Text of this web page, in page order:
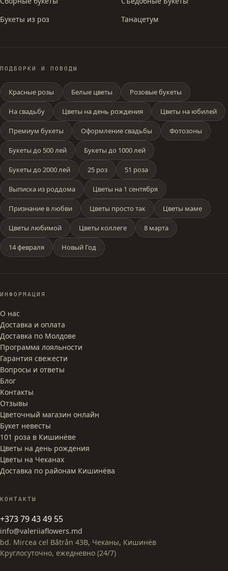
Букеты из роз
Танацетум
ПОДБОРКИ И ПОВОДЫ
Красные розы Белые цветы Розовые букеты
На свадьбу Цветы на день рождения Цветы на юбилей
Премиум букеты Оформление свадьбы Фотозоны
Букеты до 500 лей Букеты до 1000 лей
Букеты до 2000 лей 25 роз 51 роза
Выписка из роддома Цветы на 1 сентября
Признание в любви Цветы просто так Цветы маме
Цветы любимой Цветы коллеге 8 марта
14 февраля Новый Год
ИНФОРМАЦИЯ
О нас
Доставка и оплата
Доставка по Молдове
Программа лояльности
Гарантия свежести
Вопросы и ответы
Блог
Контакты
Отзывы
Цветочный магазин онлайн
Букет невесты
101 роза в Кишинёве
Цветы на день рождения
Цветы на Чеканах
Доставка по районам Кишинёва
КОНТАКТЫ
+373 79 43 49 55
info@valeriiaflowers.md
bd. Mircea cel Bătrân 43B, Чеканы, Кишинёв
Круглосуточно, ежедневно (24/7)